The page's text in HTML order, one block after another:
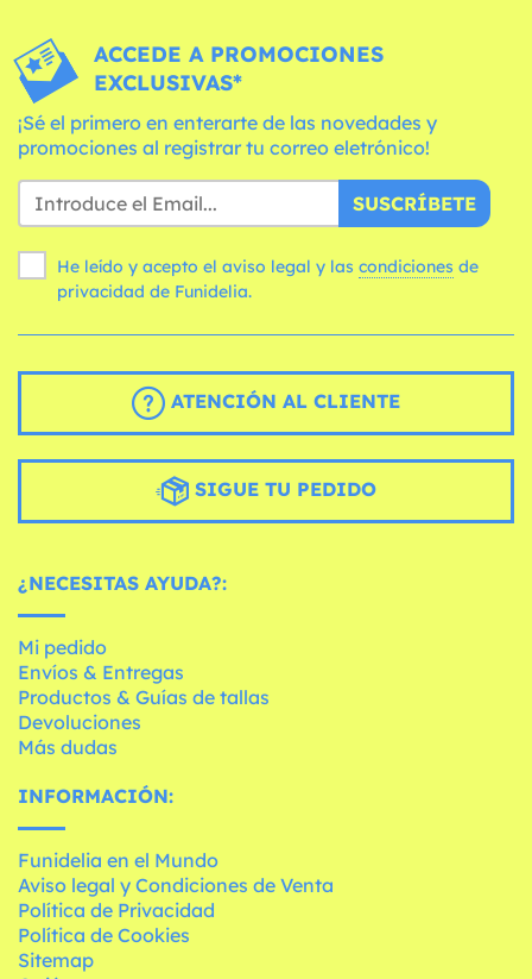
ACCEDE A PROMOCIONES
EXCLUSIVAS*
¡Sé el primero en enterarte de las novedades y
promociones al registrar tu correo eletrónico!
SUSCRÍBETE
He leído y acepto el aviso legal y las condiciones
privacidad de Funidelia.
ATENCIÓN AL CLIENTE
SIGUE TU PEDIDO
¿NECESITAS AYUDA?:
Mi pedido
Envíos & Entregas
Productos & Guías de tallas
Devoluciones
Más dudas
INFORMACIÓN:
Funidelia en el Mundo
Aviso legal y Condiciones de Venta
Política de Privacidad
Política de Cookies
Sitemap